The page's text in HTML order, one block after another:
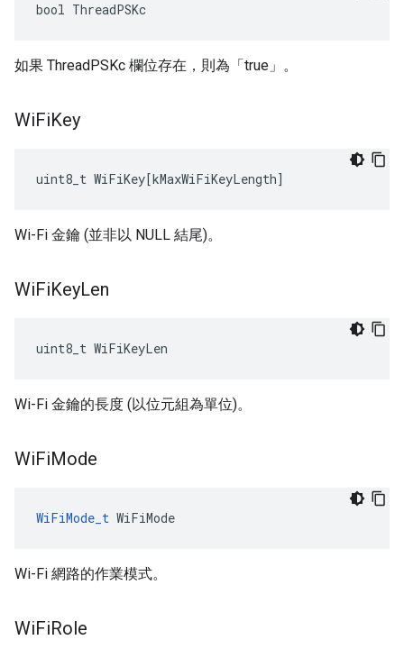
bool ThreadPSKc
如果 ThreadPSKc 欄位存在，則為「true」。
WiFiKey
uint8_t WiFiKey[kMaxWiFiKeyLength]
Wi-Fi 金鑰 (並非以 NULL 結尾)。
WiFiKeyLen
uint8_t WiFiKeyLen
Wi-Fi 金鑰的長度 (以位元組為單位)。
WiFiMode
WiFiMode_t WiFiMode
Wi-Fi 網路的作業模式。
WiFiRole